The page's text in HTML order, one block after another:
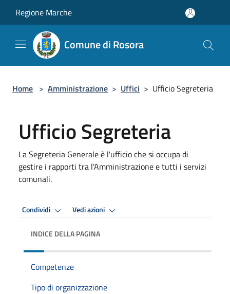
Regione Marche
Comune di Rosora
Home > Amministrazione > Uffici > Ufficio Segreteria
Ufficio Segreteria
La Segreteria Generale è l'ufficio che si occupa di
gestire i rapporti tra l'Amministrazione e tutti i servizi
comunali.
Condividi Vedi azioni
INDICE DELLA PAGINA
Competenze
Tipo di organizzazione